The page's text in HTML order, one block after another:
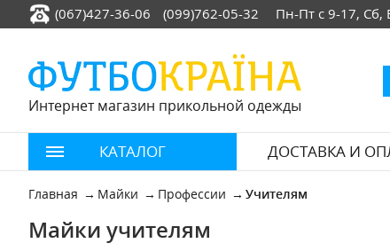
(067)427-36-06 (099)762-05-32 Пн-Пт с 9-17, Сб,
Интернет магазин прикольной одежды
КАТАЛОГ ДОСТАВКА И
Главная Майки Профессии Учителям
Майки учителям